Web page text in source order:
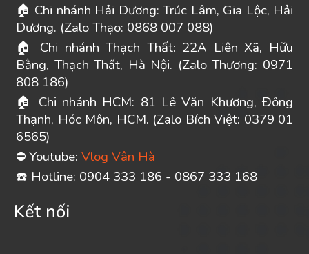
🏠 Chi nhánh Hải Dương: Trúc Lâm, Gia Lộc, Hải
Dương. (Zalo Thạo: 0868 007 088)
🏠 Chi nhánh Thạch Thất: 22A Liên Xã, Hữu
Bằng, Thạch Thất, Hà Nội. (Zalo Thương: 0971
808 186)
🏠
Chi nhánh HCM: 81 Lê Văn Khương, Đông
Thạnh, Hóc Môn, HCM. (Zalo Bích Việt: 0379 01
6565)
⛔ Youtube: Vlog Vân Hà
☎ ️ Hotline: 0904 333 186 - 0867 333 168
Kết nối
-----------------------------------------